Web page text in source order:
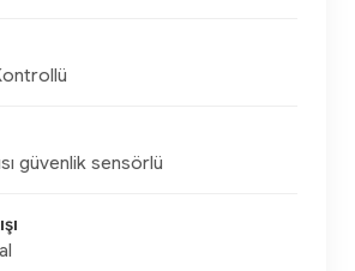
güvenlik sensörlü